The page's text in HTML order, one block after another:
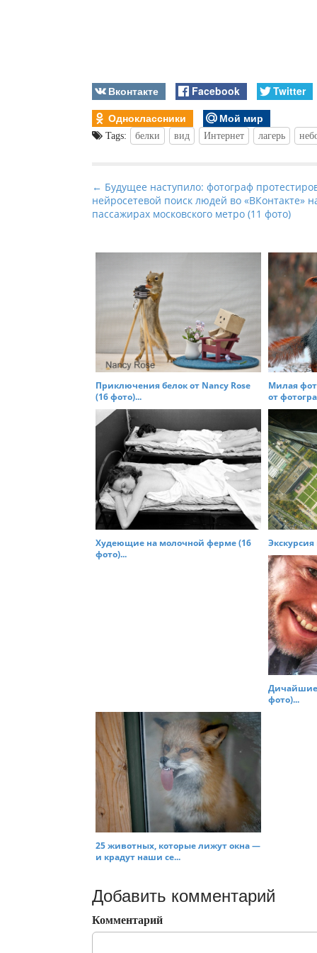
Вконтакте Facebook
Twitter
Одноклассники
Мой мир
Tags: белки вид Интернет лагерь
P
o
n
g
a
t
o
n
← Будущее наступило: фотограф
нейросетевой поиск людей во «ВКонтакте»
пассажирах московского метро (11 фото)
Приключения белок от Nancy Rose
(16 фото)...
Милая
от
Худеющие на молочной ферме (16
фото)...
Дичайшие
фото)...
25 животных, которые лижут окна —
и крадут наши се...
Добавить комментарий
Комментарий